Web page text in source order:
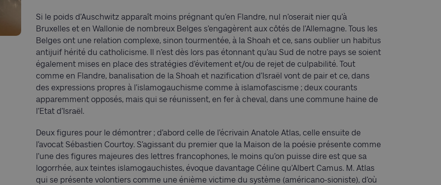
Si le poids d’Auschwitz apparaît moins prégnant qu’en Flandre, nul n’oserait nier qu’à
Bruxelles et en Wallonie de nombreux Belges s’engagèrent aux côtés de l’Allemagne. Tous les
Belges ont une relation complexe, sinon tourmentée, à la Shoah et ce, sans oublier un habitus
antijuif hérité du catholicisme. Il n’est dès lors pas étonnant qu’au Sud de notre pays se soient
également mises en place des stratégies d’évitement et/ou de rejet de culpabilité. Tout
comme en Flandre, banalisation de la Shoah et nazification d’Israël vont de pair et ce, dans
des expressions propres à l’islamogauchisme comme à islamofascisme ; deux courants
apparemment opposés, mais qui se réunissent, en fer à cheval, dans une commune haine de
l’Etat d’Israël.
Deux figures pour le démontrer ; d’abord celle de l’écrivain Anatole Atlas, celle ensuite de
l’avocat Sébastien Courtoy. S’agissant du premier que la Maison de la poésie présente comme
l’une des figures majeures des lettres francophones, le moins qu’on puisse dire est que sa
logorrhée, aux teintes islamogauchistes, évoque davantage Céline qu’Albert Camus. M. Atlas
qui se présente volontiers comme une énième victime du système (américano-sioniste), d’où